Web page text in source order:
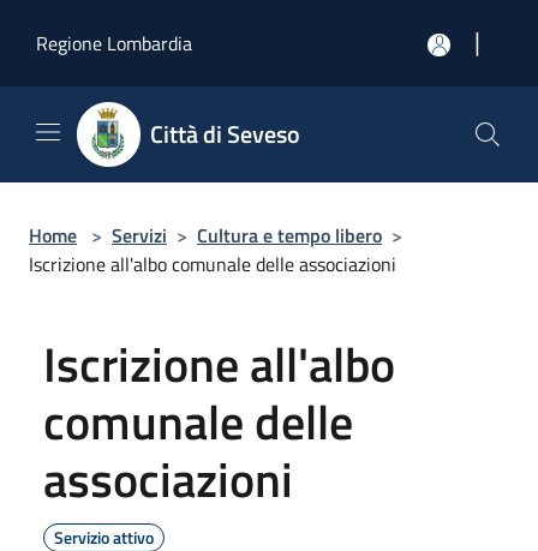
Regione Lombardia
|
Città di Seveso
Home > Servizi > Cultura e tempo libero >
Iscrizione all'albo comunale delle associazioni
Iscrizione all'albo
comunale delle
associazioni
Servizio attivo